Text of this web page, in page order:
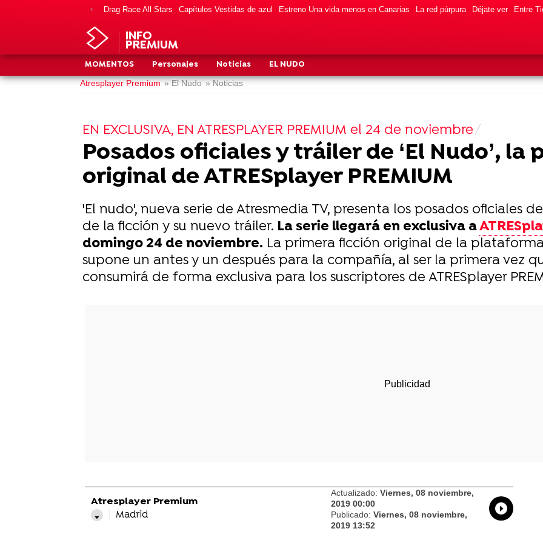
Drag Race All Stars Capítulos Vestidas de azul Estreno Una vida menos en Canarias La red púrpura Déjate ver Entre
INFO
PREMIUM
MOMENTOS Personajes Noticias EL NUDO
Atresplayer Premium » El Nudo » Noticias
EN EXCLUSIVA, EN ATRESPLAYER PREMIUM el 24 de noviembre
Posados oficiales y tráiler de ‘El Nudo’, la
original de ATRESplayer PREMIUM
'El nudo', nueva serie de Atresmedia TV, presenta los posados oficiales
de la ficción y su nuevo tráiler. La serie llegará en exclusiva a
domingo 24 de noviembre. La primera ficción original de la
supone un antes y un después para la compañía, al ser la primera vez
consumirá de forma exclusiva para los suscriptores de ATRESplayer
Atresplayer Premium
Madrid
Actualizado: Viernes, 08 noviembre,
2019 00:00
Publicado: Viernes, 08 noviembre,
2019 13:52
Whatsapp